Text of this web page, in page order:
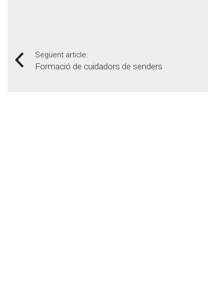
Següent article:
Formació de cuidadors de senders